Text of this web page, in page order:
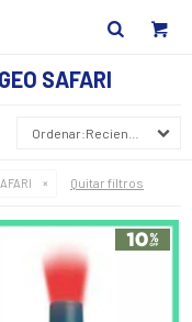
SAFARI
Recientes
Quitar filtros